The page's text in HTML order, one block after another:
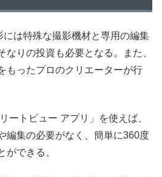
は特殊な撮影機材と専用の編集
なりの投資も必要となる。また、
もったプロのクリエーターが行
ートビュー アプリ」を使えば、
編集の必要がなく、簡単に360度
ができる。